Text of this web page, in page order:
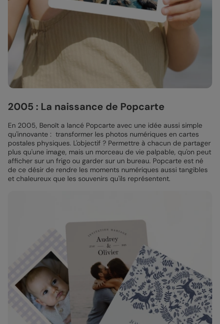
2005 : La naissance de Popcarte
En 2005, Benoît a lancé Popcarte avec une idée aussi simple
qu'innovante : transformer les photos numériques en cartes
postales physiques. L'objectif ? Permettre à chacun de partager
plus qu'une image, mais un morceau de vie palpable, qu'on peut
afficher sur un frigo ou garder sur un bureau. Popcarte est né
de ce désir de rendre les moments numériques aussi tangibles
et chaleureux que les souvenirs qu'ils représentent.